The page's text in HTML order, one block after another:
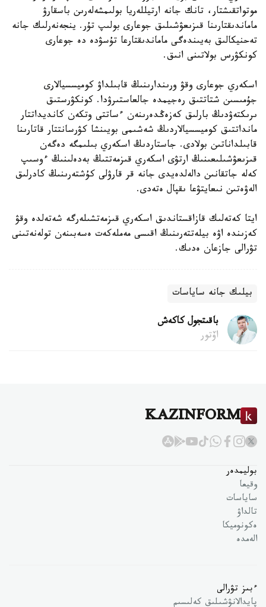
موتواتقىشتار، تانك جانە ارتيللەريا بولىمشەلەرىن باسقارۋ
ماماندىقتارىنا قىزىعۋشىلىق جوعارى بولىپ تۇر. ينجەنەرلىك جانە
تەحنيكالىق بەيىندەگى ماماندىقتارعا تۇسۋدە دە جوعارى
كونكۋرس بولاتىنى انىق.
اسكەري جوعارى وقۋ ورىندارىنىڭ قابىلداۋ كوميسسيالارى
جۇمىسىن شتاتتىق رەجيمدە جالعاستىرۋدا. كونكۋرستىق
ىرىكتەۋدىڭ بارلىق كەزەڭدەرىنەن ءساتتى وتكەن كانديداتتار
مانداتتىق كوميسسيالاردىڭ شەشىمى بويىنشا كۋرسانتتار قاتارىنا
قابىلداناتىن بولادى. جاستاردىڭ اسكەري بىلىمگە دەگەن
قىزىعۋشىلىعىنىڭ ارتۋى اسكەري قىزمەتتىڭ بەدەلىنىڭ ءوسىپ
كەلە جاتقانىن دالەلدەيدى جانە قر قارۋلى كۇشتەرىنىڭ كادرلىق
الەۋەتىن نىعايتۋعا ىقپال ەتەدى.
ايتا كەتەلىك قازاقستاندىق اسكەري قىزمەتشىلەرگە شەتەلدە وقۋ
كەزىندە اۋە بيلەتتەرىنىڭ اقىسى مەملەكەت ەسەبىنەن تولەنەتىنى
تۋرالى جازعان ەدىك.
بيلىك جانە ساياسات
باقىتجول كاكەش
اۆتور
KAZINFORM
بوليمدەر
وقيعا
ساياسات
تالداۋ
ەكونوميكا
الەمدە
ءبىز تۋرالى
پايدالانۋشىلىق كەلىسىم